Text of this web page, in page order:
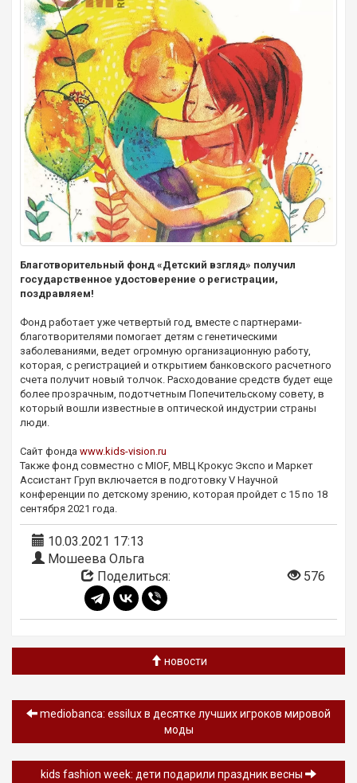
Благотворительный фонд «Детский взгляд» получил
государственное удостоверение о регистрации,
поздравляем!
Фонд работает уже четвертый год, вместе с партнерами-
благотворителями помогает детям с генетическими
заболеваниями, ведет огромную организационную работу,
которая, с регистрацией и открытием банковского расчетного
счета получит новый толчок. Расходование средств будет еще
более прозрачным, подотчетным Попечительскому совету, в
который вошли известные в оптической индустрии страны
люди.
Сайт фонда www.kids-vision.ru
Также фонд совместно с MIOF, МВЦ Крокус Экспо и Маркет
Ассистант Груп включается в подготовку V Научной
конференции по детскому зрению, которая пройдет с 15 по 18
сентября 2021 года.
10.03.2021 17:13
Мошеева Ольга
Поделиться:
576
новости
mediobanca: essilux в десятке лучших игроков мировой
моды
kids fashion week: дети подарили праздник весны